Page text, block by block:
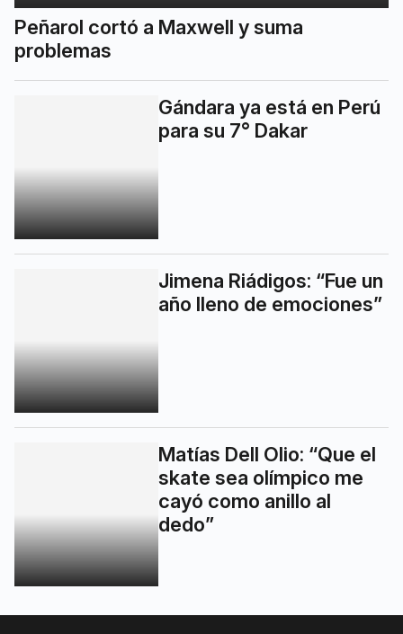
Peñarol cortó a Maxwell y suma
problemas
Gándara ya está en Perú
para su 7° Dakar
Jimena Riádigos: “Fue un
año lleno de emociones”
Matías Dell Olio: “Que el
skate sea olímpico me
cayó como anillo al
dedo”